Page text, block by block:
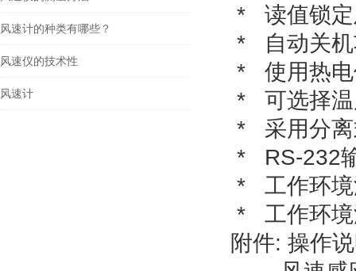
风速计的种类有哪些？
风速仪的技术性
风速计
* 读值锁定
* 自动关机
* 使用热电
* 可选择
* 采用分离
* RS-232
* 工作环
* 工作环境
附件: 操作